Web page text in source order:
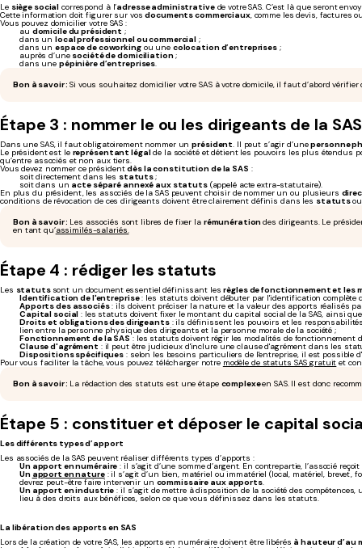
Le siège social correspond à l’adresse administrativede votre SAS. C’est là que seront
Cette information doit figurer sur vosdocuments commerciaux, comme les devis, factures
Vous pouvez domicilier votre SAS :
au domicile du président ;
dans unlocal professionnel ou commercial ;
dans unespace de coworkingou une colocation d’entreprises;
auprès d’une société de domiciliation;
dans une pépinière d’entreprises.
Bon à savoir :Si vous souhaitez domicilier votre SAS à votre domicile, il faut d’abord
Étape 3 : nommer le ou les dirigeants de la SAS
Dans une SAS, il faut obligatoirement nommer unprésident. Il peut s’agir d’unepersonne
Le président est le représentant légalde la société et détient les pouvoirs les plus étendus
qu’entre associés et non aux tiers.
Vous devez nommer ce présidentdès la constitution de la SAS :
soit directement dans les statuts;
soit dans un acte séparé annexé aux statuts(appelé acte extra-statutaire).
En plus du président, les associés de la SAS peuvent choisir de nommer un ou plusieurs
conditions de révocation de ces dirigeants doivent être clairement définis dans les statuts
Bon à savoir : Les associés sont libres de fixer la rémunérationdes dirigeants. Le
en tant qu’assimilés-salariés.
Étape 4 : rédiger les statuts
Les statuts sont un document essentiel définissant lesrègles de fonctionnement et les
Identification de l'entreprise: les statuts doivent débuter par l'identification complète
Apports des associés: ils doivent préciser la nature et la valeur des apports réalisés
Capital social : les statuts doivent fixer le montant du capital social de la SAS, ainsi
Droits et obligations des dirigeants: ils définissent les pouvoirs et les
lien entre la personne physique des dirigeants et la personne morale de la société ;
Fonctionnement de la SAS: les statuts doivent régir les modalités de fonctionnement
Clause d'agrément : il peut être judicieux d'inclure une clause d'agrément dans les
Dispositions spécifiques : selon les besoins particuliers de l'entreprise, il est possible
Pour vous faciliter la tâche, vous pouvez télécharger notre modèle de statuts SAS gratuit et
Bon à savoir : La rédaction des statuts est une étape complexeen SAS. Il est donc
Étape 5 : constituer et déposer le capital
Les différents types d’apport
Les associés de la SAS peuvent réaliser différents types d’apports :
Un apport en numéraire : il s’agit d’une somme d’argent. En contrepartie, l’associé
Un apport en nature: il s’agit d’un bien, matériel ou immatériel (local, matériel, brevet,
devrez peut-être faire intervenir un commissaire aux apports.
Un apport en industrie : il s’agit de mettre à disposition de la société des
lieu à des droits aux bénéfices, selon ce que vous définissez dans les statuts.
La libération des apports en SAS
Lors de la création de votre SAS, les apports en numéraire doivent être libérés à hauteur d’au